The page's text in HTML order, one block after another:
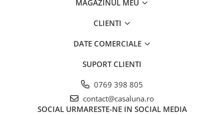
MAGAZINUL MEU
CLIENTI
DATE COMERCIALE
SUPORT CLIENTI
0769 398 805
contact@casaluna.ro
SOCIAL URMARESTE-NE IN SOCIAL MEDIA